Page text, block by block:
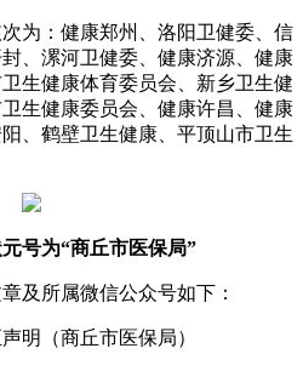
：健康郑州、洛阳卫健委、信
、漯河卫健委、健康济源、健康
生健康体育委员会、新乡卫生健
生健康委员会、健康许昌、健康
、鹤壁卫生健康、平顶山市卫生
号为“商丘市医保局”
所属微信公众号如下：
（商丘市医保局）